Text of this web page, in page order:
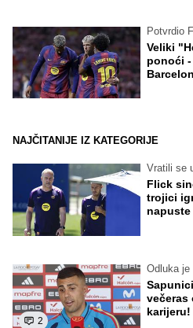
Potvrdio
Veliki
ponoći
NAJČITANIJE IZ KATEGORIJE
Vratili se
Flick
trojici
napuste
2
Odluka je
večeras
karijeru!